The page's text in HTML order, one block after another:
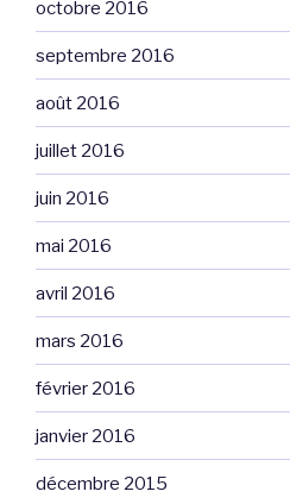
octobre 2016
septembre 2016
août 2016
juillet 2016
juin 2016
mai 2016
avril 2016
mars 2016
février 2016
janvier 2016
décembre 2015